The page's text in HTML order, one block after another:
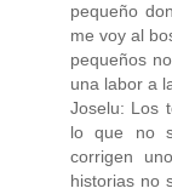
pequeño
me voy al
pequeños
una labor a
Joselu: Los
lo que no
corrigen
historias no